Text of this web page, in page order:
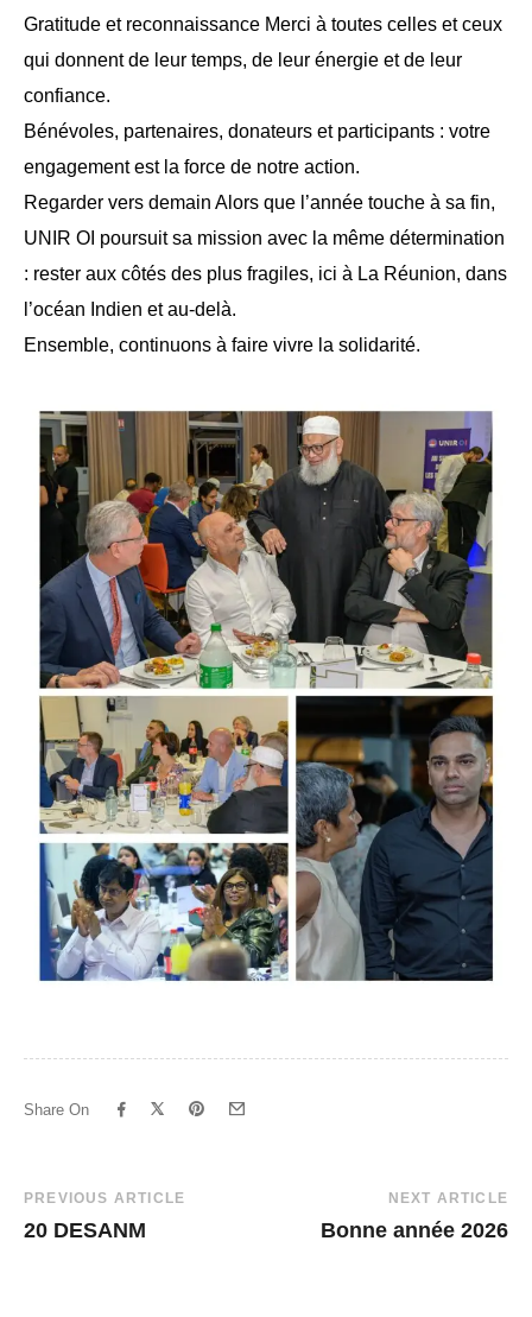
Gratitude et reconnaissance Merci à toutes celles et ceux
qui donnent de leur temps, de leur énergie et de leur
confiance.
Bénévoles, partenaires, donateurs et participants : votre
engagement est la force de notre action.
Regarder vers demain Alors que l’année touche à sa fin,
UNIR OI poursuit sa mission avec la même détermination
: rester aux côtés des plus fragiles, ici à La Réunion, dans
l’océan Indien et au-delà.
Ensemble, continuons à faire vivre la solidarité.
Share On
Post
Navigation
PREVIOUS ARTICLE
20 DESANM
NEXT ARTICLE
Bonne année 2026